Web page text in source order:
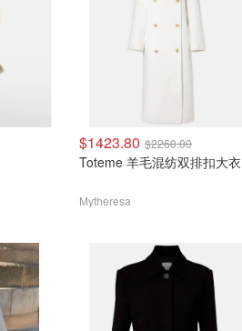
$1423.80 $2260.00
Toteme 羊毛混纺双排扣大衣
Mytheresa